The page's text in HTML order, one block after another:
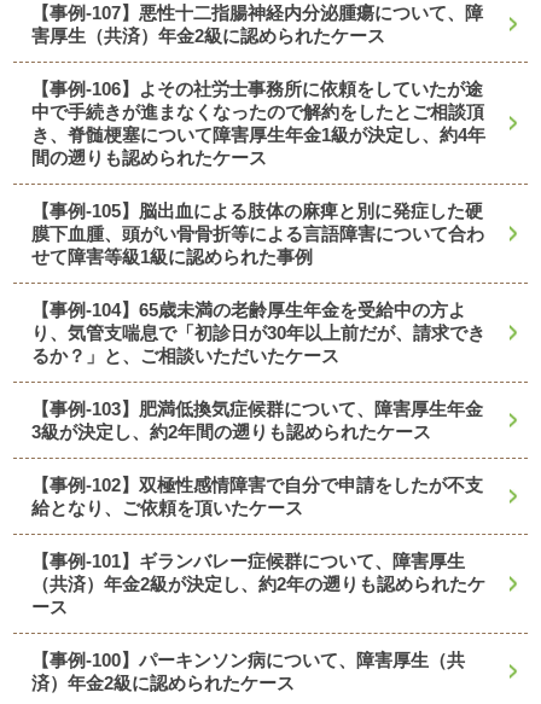
【事例-107】悪性十二指腸神経内分泌腫瘍について、障
害厚生（共済）年金2級に認められたケース
【事例-106】よその社労士事務所に依頼をしていたが途
中で手続きが進まなくなったので解約をしたとご相談頂
き、脊髄梗塞について障害厚生年金1級が決定し、約4年
間の遡りも認められたケース
【事例-105】脳出血による肢体の麻痺と別に発症した硬
膜下血腫、頭がい骨骨折等による言語障害について合わ
せて障害等級1級に認められた事例
【事例-104】65歳未満の老齢厚生年金を受給中の方よ
り、気管支喘息で「初診日が30年以上前だが、請求でき
るか？」と、ご相談いただいたケース
【事例-103】肥満低換気症候群について、障害厚生年金
3級が決定し、約2年間の遡りも認められたケース
【事例-102】双極性感情障害で自分で申請をしたが不支
給となり、ご依頼を頂いたケース
【事例-101】ギランバレー症候群について、障害厚生
（共済）年金2級が決定し、約2年の遡りも認められたケ
ース
【事例-100】パーキンソン病について、障害厚生（共
済）年金2級に認められたケース